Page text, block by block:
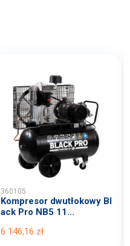
360105
Kompresor dwutłokowy Bl
ack Pro NB5 11...
6 146,16 zł